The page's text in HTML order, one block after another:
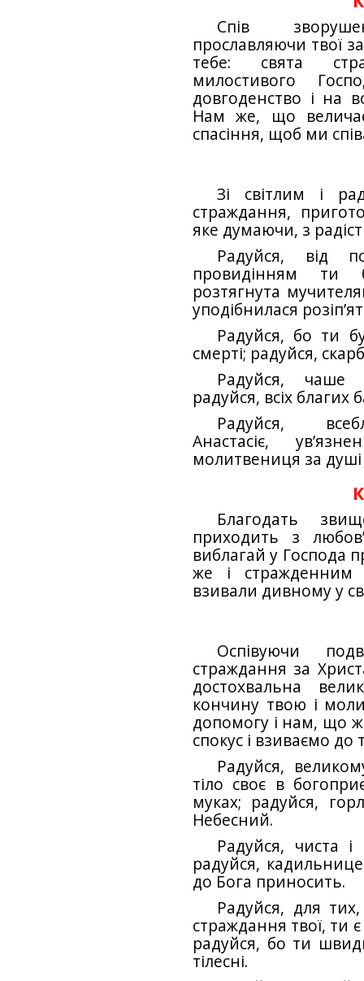
Спів
прославляючи твої
тебе: свята
милостивого
довгоденство і на
Нам же, що
спасіння, щоб ми
Зі світлим і
страждання,
яке думаючи, з
Радуйся, від
провидінням ти
розтягнута
уподібнилася
Радуйся, бо ти
смерті; радуйся,
Радуйся, чаше
радуйся, всіх
Радуйся,
Анастасіє,
молитвениця за
Благодать
приходить з
виблагай у Господа
же і стражденним
взивали дивному у
Оспівуючи
страждання за
достохвальна
кончину твою і
допомогу і нам, що
спокус і взиваємо до
Радуйся,
тіло своє в
муках; радуйся,
Небесний.
Радуйся, чиста і
радуйся,
до Бога приносить.
Радуйся, для
страждання твої, ти
радуйся, бо ти
тілесні.